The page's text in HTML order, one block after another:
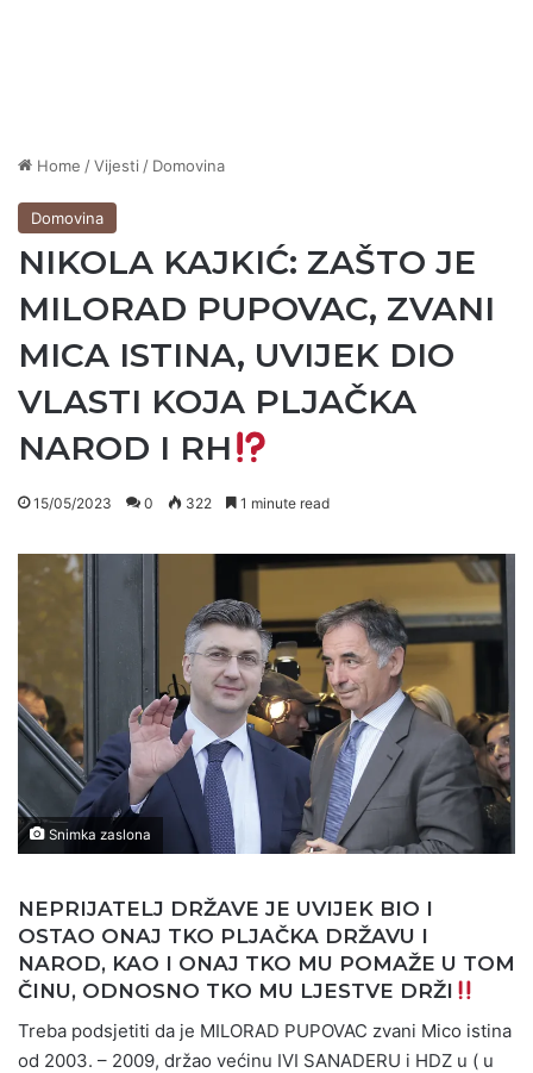
Home /Vijesti / Domovina
Domovina
NIKOLA KAJKIĆ: ZAŠTO JE
MILORAD PUPOVAC, ZVANI
MICA ISTINA, UVIJEK DIO
VLASTI KOJA PLJAČKA
NAROD I RH
15/05/2023 0 322 1 minute read
Snimka zaslona
NEPRIJATELJ DRŽAVE JE UVIJEK BIO I
OSTAO ONAJ TKO PLJAČKA DRŽAVU I
NAROD, KAO I ONAJ TKO MU POMAŽE U TOM
ČINU, ODNOSNO TKO MU LJESTVE DRŽI
Treba podsjetiti da je MILORAD PUPOVAC zvani Mico istina
od 2003. – 2009, držao većinu IVI SANADERU i HDZ u ( u